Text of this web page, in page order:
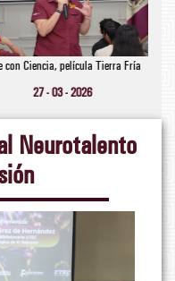
Tierra Fría
Neurotalento